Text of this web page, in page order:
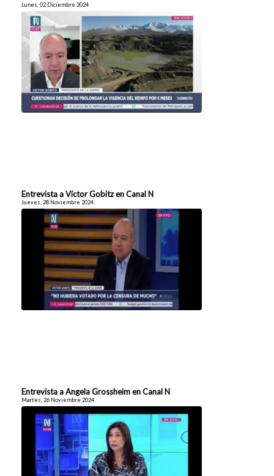
Lunes, 02 Diciembre 2024
Entrevista a Víctor Gobitz en Canal N
Jueves, 28 Noviembre 2024
Entrevista a Angela Grossheim en Canal N
Martes, 26 Noviembre 2024